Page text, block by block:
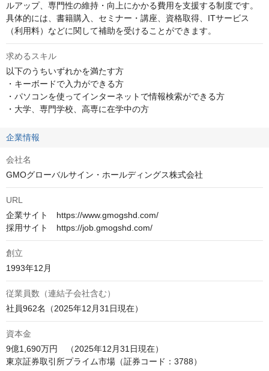
ルアップ、専門性の維持・向上にかかる費用を支援する制度です。
具体的には、書籍購入、セミナー・講座、資格取得、ITサービス
（利用料）などに関して補助を受けることができます。
求めるスキル
以下のうちいずれかを満たす方
・キーボードで入力ができる方
・パソコンを使ってインターネットで情報検索ができる方
・大学、専門学校、高専に在学中の方
企業情報
会社名
GMOグローバルサイン・ホールディングス株式会社
URL
企業サイト　https://www.gmogshd.com/
創立
1993年12月
従業員数（連結子会社含む）
資本金
9億1,690万円　（2025年12月31日現在）